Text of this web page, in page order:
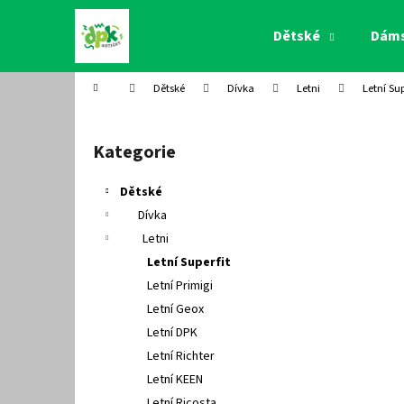
Dětské
Domů Dětské Dívka Letni Letní
Přeskočit
kategorie
Kategorie
Dětské
Dívka
Letni
Letní Superfit
Letní Primigi
Letní Geox
Letní DPK
Letní Richter
Letní KEEN
í
Zpět
do
Zpět
do